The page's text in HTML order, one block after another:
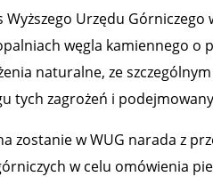
Wyższego Urzędu
węgla kamiennego o
naturalne, ze
zagrożeń i
zostanie w WUG narada z
w celu omówienia